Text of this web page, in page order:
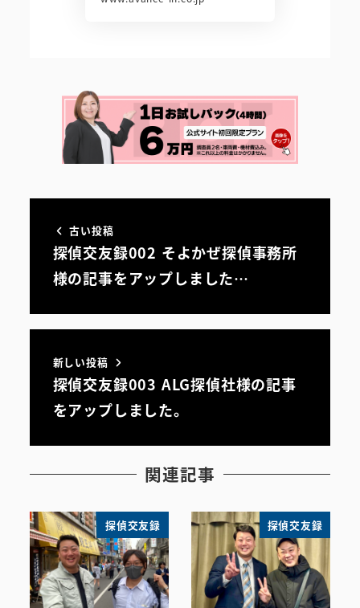
古い投稿
探偵交友録002 そよかぜ探偵事務所
様の記事をアップしました…
新しい投稿
探偵交友録003 ALG探偵社様の記事
をアップしました。
関連記事
探偵交友録 探偵交友録